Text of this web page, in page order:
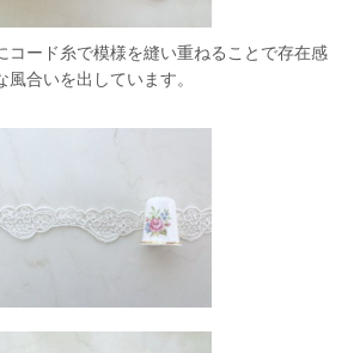
コード糸で模様を縫い重ねることで存在感
合いを出しています。